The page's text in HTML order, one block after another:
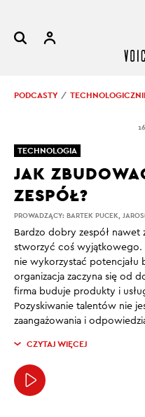
PODCASTY
PROWADZĄCY: BARTEK PUCEK,
JAK
ZESPÓŁ?
Bardzo dobry zespół nawet
stworzyć coś wyjątkowego.
nie wykorzystać potencjału
organizacja zaczyna się od
firma buduje produkty i
Pozyskiwanie talentów nie
zaangażowania i
CZYTAJ WIĘCEJ
TECHNOLOGIA